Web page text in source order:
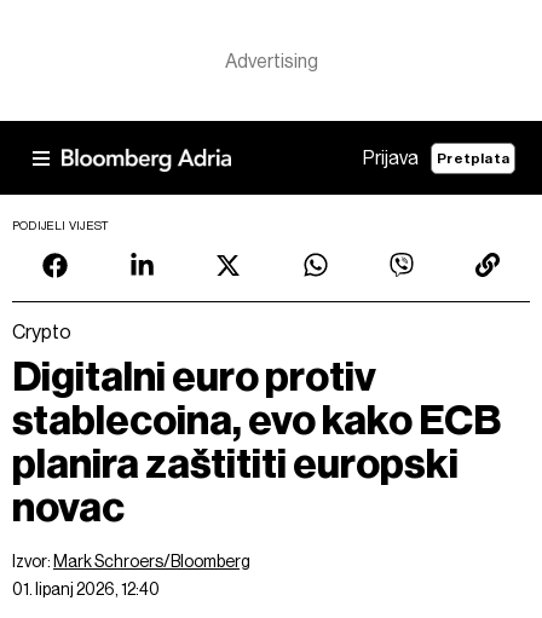
Prijava Pretplata
PODIJELI VIJEST
Crypto
Digitalni euro protiv
stablecoina, evo kako ECB
planira zaštititi europski
novac
Izvor: Mark Schroers/Bloomberg
01. lipanj 2026, 12:40